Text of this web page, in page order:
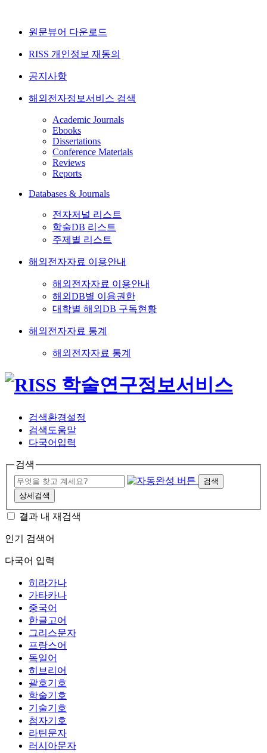
원문뷰어 다운로드
RISS 개인정보 재동의
공지사항
해외전자정보서비스 검색
Academic Journals
Ebooks
Dissertations
Conference Materials
Reviews
Reports
Databases & Journals
전자저널 리스트
학술DB 리스트
주제별 리스트
해외전자자료 이용안내
해외전자자료 이용안내
해외DB별 이용권한
대학별 해외DB 구독현황
해외전자자료 통계
해외전자자료 통계
검색환경설정
검색도움말
다국어입력
검색
검색
상세검색
결과 내 재검색
인기 검색어
다국어 입력
히라가나
가타카나
중국어
한글고어
그리스문자
프랑스어
독일어
히브리어
괄호기호
학술기호
기술기호
첨자기호
라틴문자
러시아문자